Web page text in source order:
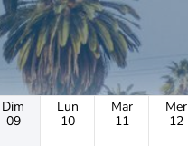
Dim
09
Lun
10
Mar
11
Mer
12